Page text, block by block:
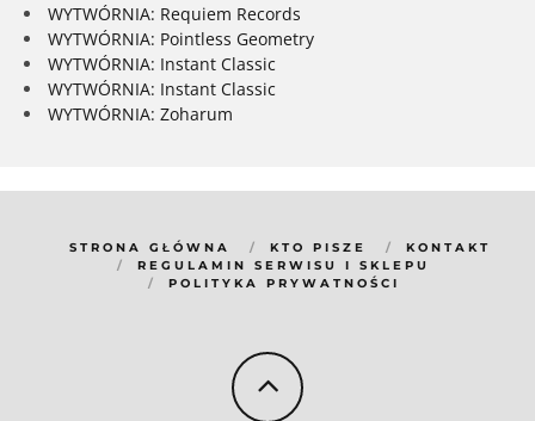
WYTWÓRNIA: Requiem Records
WYTWÓRNIA: Pointless Geometry
WYTWÓRNIA: Instant Classic
WYTWÓRNIA: Instant Classic
WYTWÓRNIA: Zoharum
STRONA GŁÓWNA KTO PISZE
KONTAKT
REGULAMIN SERWISU I SKLEPU
POLITYKA PRYWATNOŚCI